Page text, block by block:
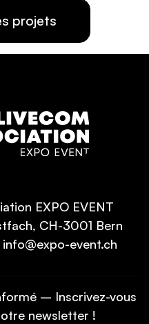
projets
EXPO EVENT
CH-3001 Bern
info@expo-event.ch
– Inscrivez-vous
newsletter !